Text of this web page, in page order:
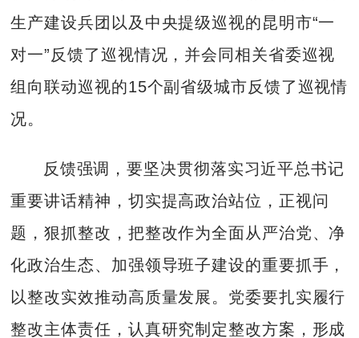
生产建设兵团以及中央提级巡视的昆明市“一
对一”反馈了巡视情况，并会同相关省委巡视
组向联动巡视的15个副省级城市反馈了巡视情
况。
反馈强调，要坚决贯彻落实习近平总书记
重要讲话精神，切实提高政治站位，正视问
题，狠抓整改，把整改作为全面从严治党、净
化政治生态、加强领导班子建设的重要抓手，
以整改实效推动高质量发展。党委要扎实履行
整改主体责任，认真研究制定整改方案，形成